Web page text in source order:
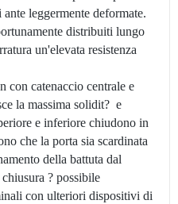
leggermente deformate.
distribuiti lungo
un'elevata resistenza
con catenaccio centrale e
la massima solidit? e
e inferiore chiudono in
che la porta sia scardinata
della battuta dal
? possibile
con ulteriori dispositivi di